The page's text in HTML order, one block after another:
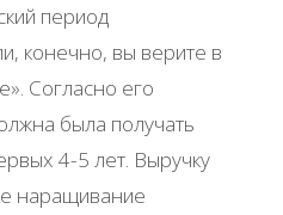
период
конечно, вы верите в
Согласно его
была получать
4-5 лет. Выручку
наращивание